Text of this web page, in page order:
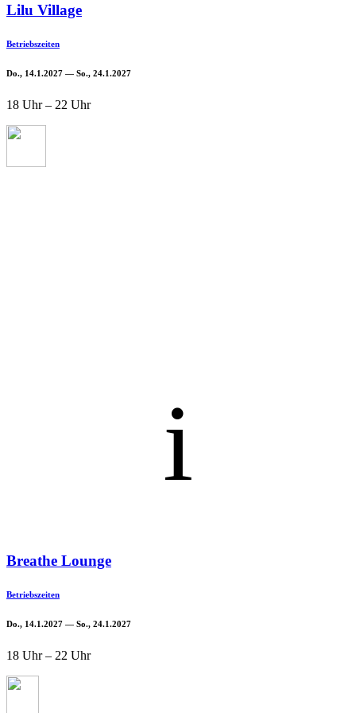
Lilu Village
Betriebszeiten
Do., 14.1.2027 — So., 24.1.2027
18 Uhr – 22 Uhr
i
Breathe Lounge
Betriebszeiten
Do., 14.1.2027 — So., 24.1.2027
18 Uhr – 22 Uhr